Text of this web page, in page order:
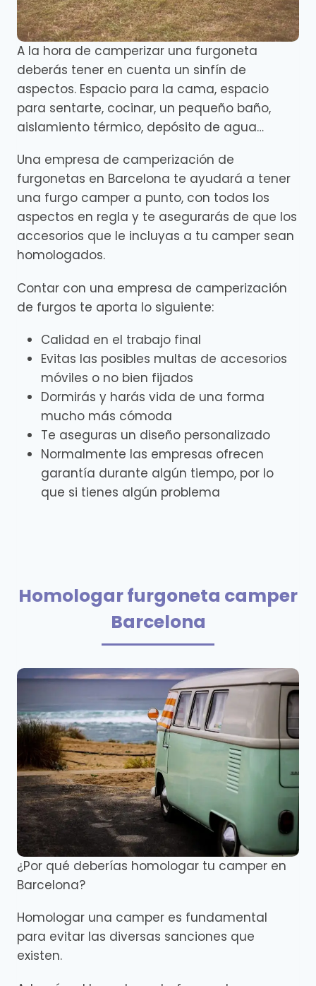
A la hora de camperizar una furgoneta
deberás tener en cuenta un sinfín de
aspectos. Espacio para la cama, espacio
para sentarte, cocinar, un pequeño baño,
aislamiento térmico, depósito de agua…
Una empresa de camperización de
furgonetas en Barcelona te ayudará a tener
una furgo camper a punto, con todos los
aspectos en regla y te asegurarás de que los
accesorios que le incluyas a tu camper sean
homologados.
Contar con una empresa de camperización
de furgos te aporta lo siguiente:
Calidad en el trabajo final
Evitas las posibles multas de accesorios
móviles o no bien fijados
Dormirás y harás vida de una forma
mucho más cómoda
Te aseguras un diseño personalizado
Normalmente las empresas ofrecen
garantía durante algún tiempo, por lo
que si tienes algún problema
Homologar furgoneta camper
Barcelona
¿Por qué deberías homologar tu camper en
Barcelona?
Homologar una camper es fundamental
para evitar las diversas sanciones que
existen.